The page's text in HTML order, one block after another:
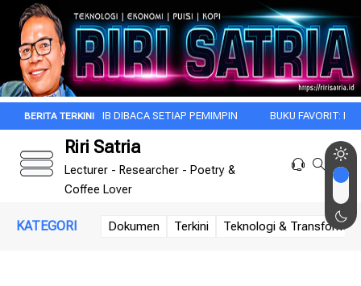
DIBACA SETIAP PEMIMPIN BUKU FAVORIT: DI BAWAH BENDERA
Riri Satria
Lecturer - Researcher - Poetry &
Coffee Lover
KATEGORI Dokumen Terkini Teknologi &